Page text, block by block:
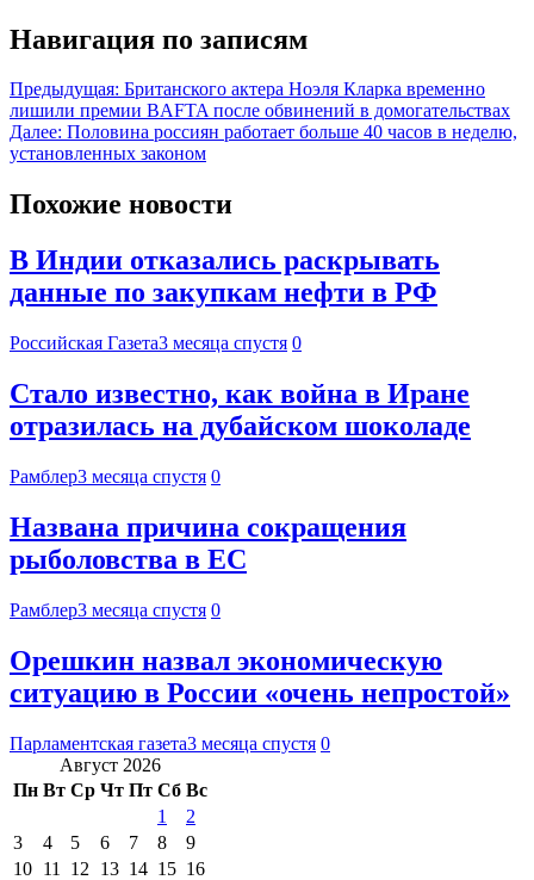
Навигация по записям
Предыдущая: Британского актера Ноэля Кларка временно
лишили премии BAFTA после обвинений в домогательствах
Далее: Половина россиян работает больше 40 часов в неделю,
установленных законом
Похожие новости
В Индии отказались раскрывать
данные по закупкам нефти в РФ
Российская Газета3 месяца спустя 0
Стало известно, как война в Иране
отразилась на дубайском шоколаде
Рамблер3 месяца спустя 0
Названа причина сокращения
рыболовства в ЕС
Рамблер3 месяца спустя 0
Орешкин назвал экономическую
ситуацию в России «очень непростой»
Парламентская газета3 месяца спустя 0
Август 2026
Пн Вт Ср Чт Пт Сб Вс
1
2
3
4 5 6 7 8
9
10 11 12 13 14 15 16